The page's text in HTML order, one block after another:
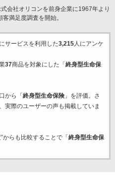
会社オリコンを前身企業に1967年より
満足度調査を開始。
サービスを利用した3,215人にアンケ
37商品を対象にした「 終身型生命保
から「 終身型生命保険」を評価。さ
実際のユーザーの声も掲載していま
からも比較することで「 終身型生命保